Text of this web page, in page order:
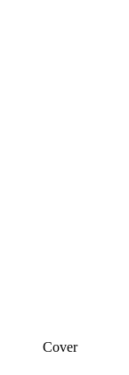
Cover